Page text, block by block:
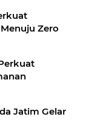
Zero
Jatim Gelar